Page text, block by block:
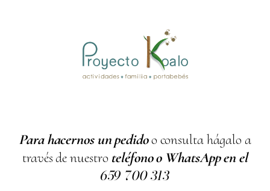
Para hacernos un pedidoo consulta hágalo a
través de nuestro teléfono o WhatsApp en el
659 700313